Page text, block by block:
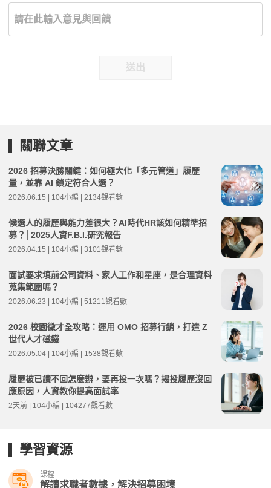
送出
關聯文章
2026 招募決勝關鍵：如何極大化「多元管道」履歷
量，並靠 AI 鎖定符合人選？
2026.06.15 | 104小編 | 2134觀看數
候選人的履歷與能力差很大？AI時代HR該如何精準招
募？│2025人資F.B.I.研究報告
2026.04.15 | 104小編 | 3101觀看數
面試要求填前公司資料、家人工作和星座，是合理資料
蒐集範圍嗎？
2026.06.23 | 104小編 | 51211觀看數
2026 校園徵才全攻略：運用 OMO 招募行銷，打造 Z
世代人才磁鐵
2026.05.04 | 104小編 | 1538觀看數
履歷被已讀不回怎麼辦，要再投一次嗎？揭投履歷沒回
應原因，人資教你提高面試率
2天前 | 104小編 | 104277觀看數
學習資源
課程
解讀求職者數據，解決招募困境